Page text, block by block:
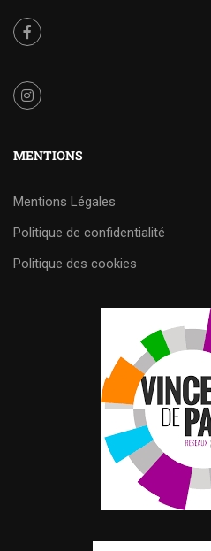
MENTIONS
Mentions Légales
Politique de confidentialité
Politique des cookies